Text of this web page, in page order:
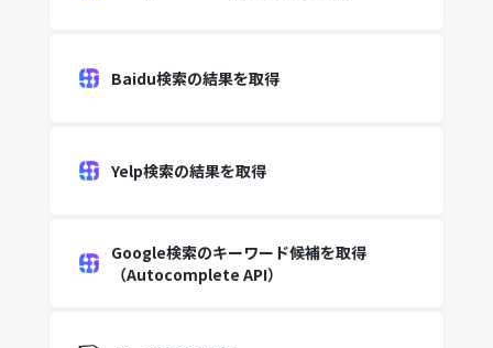
Baidu検索の結果を取得
Yelp検索の結果を取得
Google検索のキーワード候補を取得
（Autocomplete API）